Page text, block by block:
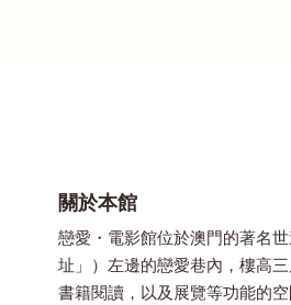
關於本館
戀愛・電影館位於澳門的著名
址」）左邊的戀愛巷內，樓高
書籍閱讀，以及展覽等功能的空